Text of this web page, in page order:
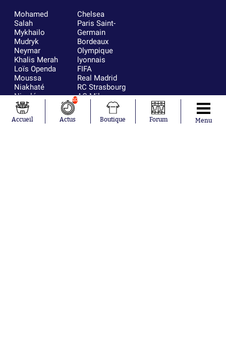
Mohamed
Salah
Mykhailo
Mudryk
Neymar
Khalis Merah
Loïs Openda
Moussa
Niakhaté
Nicolás
Tagliafico
Pavel Šulc
Josh Maja
Chelsea
Paris Saint-
Germain
Bordeaux
Olympique
lyonnais
FIFA
Real Madrid
RC Strasbourg
AC Milan
France
Accueil
10
Actus Boutique Forum Menu